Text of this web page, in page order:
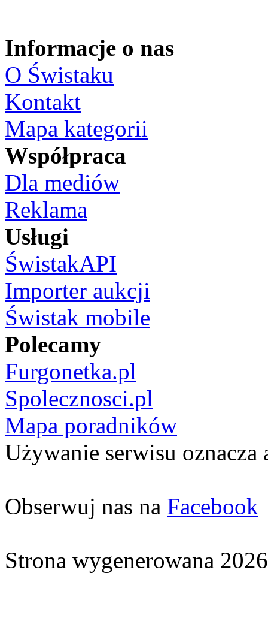
Informacje o nas
O Świstaku
Kontakt
Mapa kategorii
Współpraca
Dla mediów
Reklama
Usługi
ŚwistakAPI
Importer aukcji
Świstak mobile
Polecamy
Furgonetka.pl
Spolecznosci.pl
Mapa poradników
Używanie serwisu oznacza
Obserwuj nas na Facebook
Strona wygenerowana